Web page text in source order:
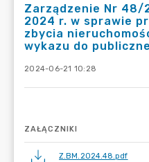
Zarządzenie Nr 48/
2024 r. w sprawie
zbycia
wykazu do
2024-06-21 10:28
ZAŁĄCZNIKI
Z.BM.2024.48.pdf